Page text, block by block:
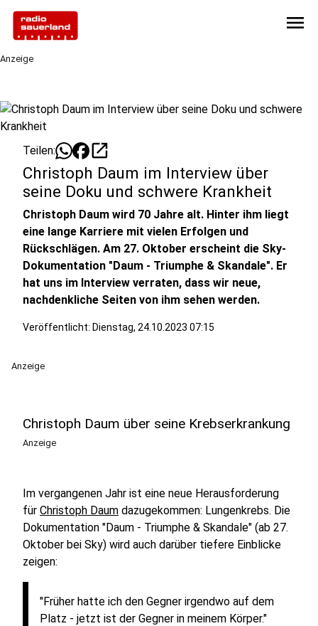
menu
Anzeige
Teilen: open_in_new
Christoph Daum im Interview über
seine Doku und schwere Krankheit
Christoph Daum wird 70 Jahre alt. Hinter ihm liegt
eine lange Karriere mit vielen Erfolgen und
Rückschlägen. Am 27. Oktober erscheint die Sky-
Dokumentation "Daum - Triumphe & Skandale". Er
hat uns im Interview verraten, dass wir neue,
nachdenkliche Seiten von ihm sehen werden.
Veröffentlicht: Dienstag, 24.10.2023 07:15
Anzeige
Christoph Daum über seine Krebserkrankung
Anzeige
Im vergangenen Jahr ist eine neue Herausforderung
für Christoph Daum dazugekommen: Lungenkrebs. Die
Dokumentation "Daum - Triumphe & Skandale" (ab 27.
Oktober bei Sky) wird auch darüber tiefere Einblicke
zeigen:
"Früher hatte ich den Gegner irgendwo auf dem
Platz - jetzt ist der Gegner in meinem Körper."